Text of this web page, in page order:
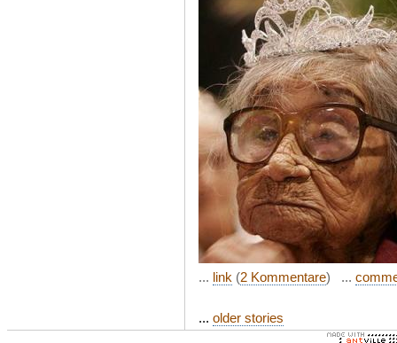
... link (2 Kommentare) ...
... older stories